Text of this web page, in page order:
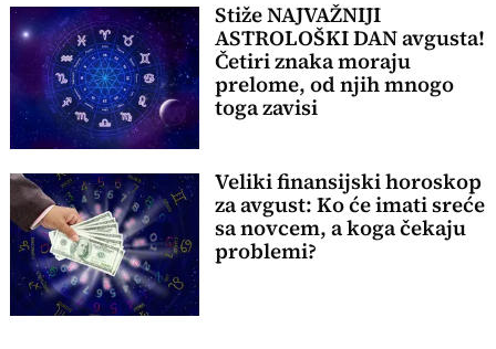
Stiže NAJVAŽNIJI
ASTROLOŠKI DAN avgusta!
Četiri znaka moraju
prelome, od njih mnogo
toga zavisi
Veliki finansijski horoskop
za avgust: Ko će imati sreće
sa novcem, a koga čekaju
problemi?